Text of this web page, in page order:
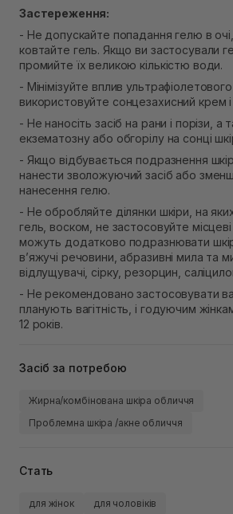
Застереження:
- Не допускайте попадання гелю в очі,
ковтайте гель. Якщо ви застосували
промийте їх великою кількістю води.
- Мінімізуйте вплив ультрафіолетового
використовуйте сонцезахисний крем
- Не наносіть засіб на рани і порізи, а
екзематозну або обгорілу на сонці
- Якщо відбувається подразнення
нанести зволожуючий засіб або
нанесення гелю.
- Не обробляйте ділянки шкіри, на
гель, воском, не застосовуйте місцеві
можуть додатково подразнювати
в’яжучі речовини, абразивні мила та
відлущувачі, сірку, резорцин,
- Не рекомендовано застосовувати
планують вагітність, і годуючим
12 років.
Засіб за потребою
Жирна/комбінована шкіра обличчя
Проблемна шкіра /акне обличчя
Стать
для жінок для чоловіків